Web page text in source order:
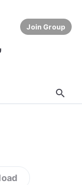
Join Group
search